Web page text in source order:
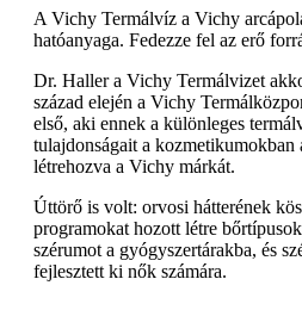
A Vichy Termálvíz a Vichy
hatóanyaga. Fedezze fel az erő
Dr. Haller a Vichy Termálvizet
század elején a Vichy
első, aki ennek a különleges
tulajdonságait a kozmetikumokban
létrehozva a Vichy márkát.
Úttörő is volt: orvosi hátterének
programokat hozott létre
szérumot a gyógyszertárakba, és
fejlesztett ki nők számára.